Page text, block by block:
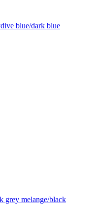
blue/dark blue
melange/black